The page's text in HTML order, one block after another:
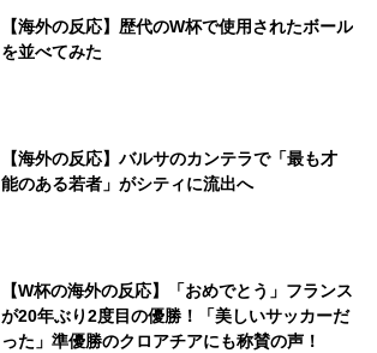
【海外の反応】歴代のW杯で使用されたボール
を並べてみた
【海外の反応】バルサのカンテラで「最も才
能のある若者」がシティに流出へ
【W杯の海外の反応】「おめでとう」フランス
が20年ぶり2度目の優勝！「美しいサッカーだ
った」準優勝のクロアチアにも称賛の声！